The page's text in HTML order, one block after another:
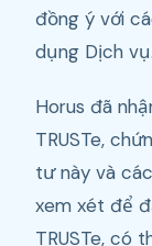
đồng ý với
dụng Dịch vụ.
Horus đã
TRUSTe,
tư này và
xem xét để
TRUSTe, có